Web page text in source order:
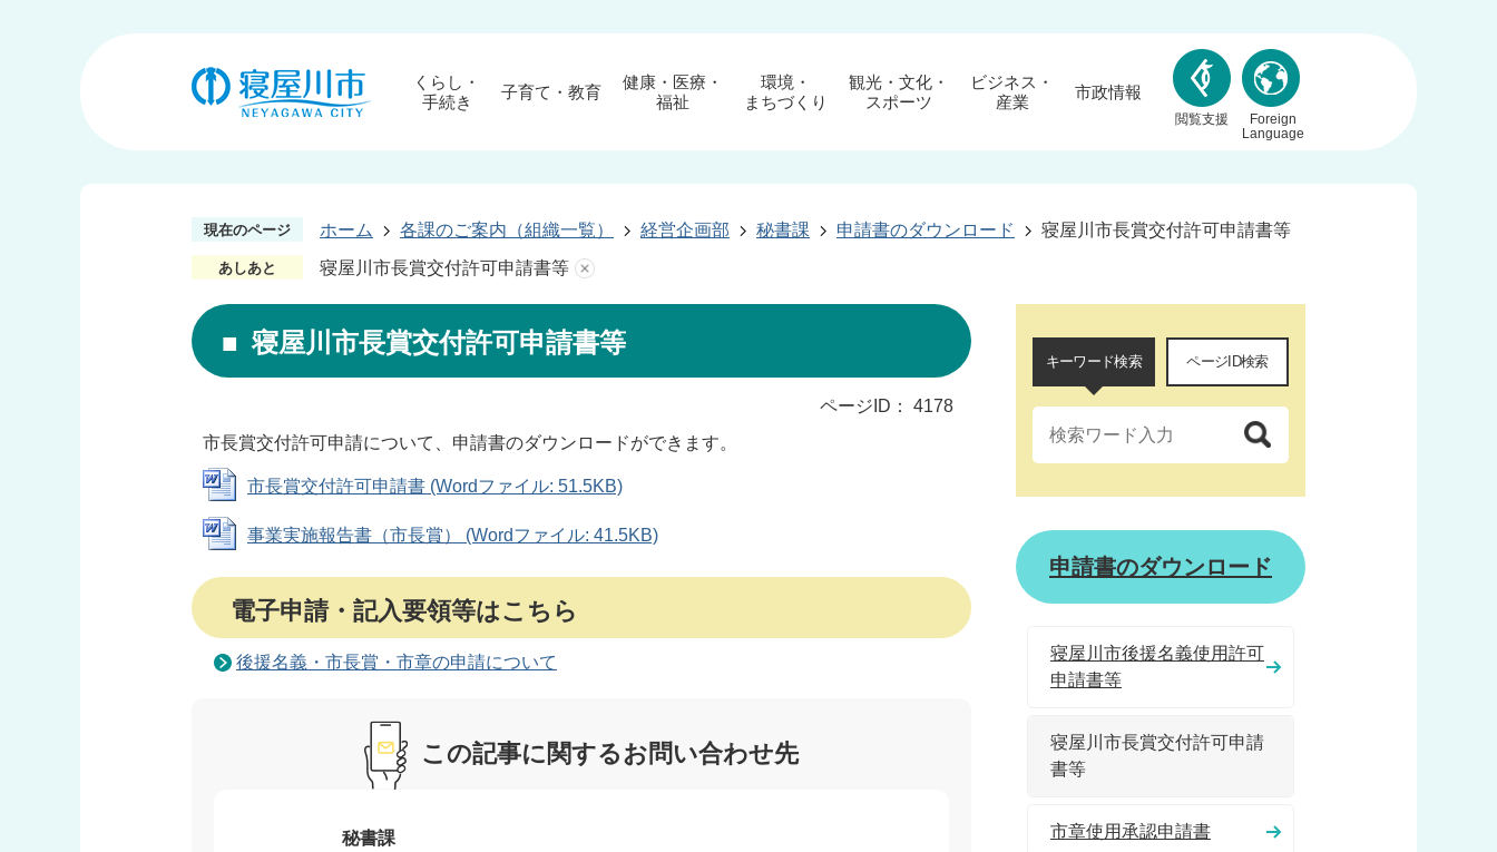
くらし・
手続き
子育て・教育
健康・医療・
福祉
環境・
まちづくり
観光・文化・
スポーツ
ビジネス・
産業
市政情報
閲覧支援
Foreign
Language
現在のページ ホーム 各課のご案内（組織一覧） 経営企画部 秘書課 申請書のダウンロード 寝屋川市長賞交付許可申請書等
あしあと 寝屋川市長賞交付許可申請書等
寝屋川市長賞交付許可申請書等
ページID：
4178
市長賞交付許可申請について、申請書のダウンロードができます。
市長賞交付許可申請書 (Wordファイル: 51.5KB)
事業実施報告書（市長賞） (Wordファイル: 41.5KB)
電子申請・記入要領等はこちら
後援名義・市長賞・市章の申請について
この記事に関するお問い合わせ先
秘書課
キーワード検索 ページID検索
申請書のダウンロード
寝屋川市後援名義使用許可
申請書等
寝屋川市長賞交付許可申請
書等
市章使用承認申請書